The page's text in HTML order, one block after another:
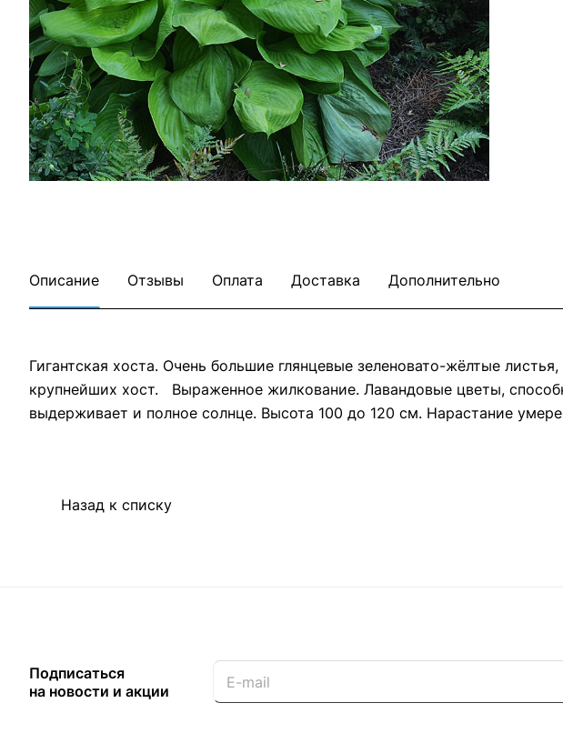
Описание Отзывы Оплата Доставка Дополнительно
Гигантская хоста. Очень большие глянцевые зеленовато-жёлтые
крупнейших хост. Выраженное жилкование. Лавандовые цветы,
выдерживает и полное солнце. Высота 100 до 120 см. Нарастание
Назад к списку
Подписаться
на новости и акции